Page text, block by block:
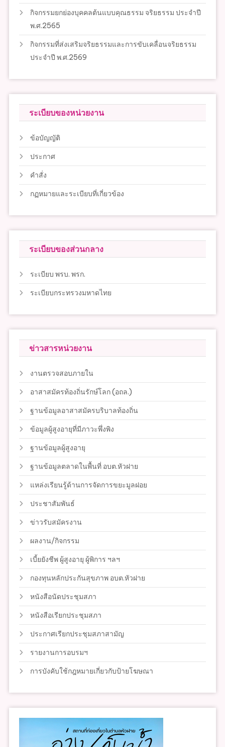
กิจกรรมยกย่องบุคคลต้นแบบคุณธรรม จริยธรรม ประจำปี
พ.ศ.2565
กิจกรรมที่ส่งเสริมจริยธรรมและการขับเคลื่อนจริยธรรม
ประจำปี พ.ศ.2569
ระเบียบของหน่วยงาน
ข้อบัญญัติ
ประกาศ
คำสั่ง
กฏหมายและระเบียบที่เกี่ยวข้อง
ระเบียบของส่วนกลาง
ระเบียบ พรบ. พรก.
ระเบียบกระทรวงมหาดไทย
ข่าวสารหน่วยงาน
งานตรวจสอบภายใน
อาสาสมัครท้องถิ่นรักษ์โลก (อถล.)
ฐานข้อมูลอาสาสมัครบริบาลท้องถิ่น
ข้อมูลผู้สูงอายุที่มีภาวะพึ่งพิง
ฐานข้อมูลผู้สูงอายุ
ฐานข้อมูลตลาดในพื้นที่ อบต.หัวฝาย
แหล่งเรียนรู้ด้านการจัดการขยะมูลฝอย
ประชาสัมพันธ์
ข่าวรับสมัครงาน
ผลงาน/กิจกรรม
เบี้ยยังชีพ ผู้สูงอายุ ผู้พิการ ฯลฯ
กองทุนหลักประกันสุขภาพ อบต.หัวฝาย
หนังสือนัดประชุมสภา
หนังสือเรียกประชุมสภา
ประกาศเรียกประชุมสภาสามัญ
รายงานการอบรมฯ
การบังคับใช้กฎหมายเกี่ยวกับป้ายโฆษณา